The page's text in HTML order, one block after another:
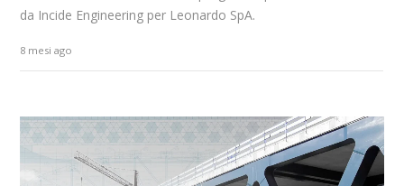
da Incide Engineering per Leonardo SpA.
8 mesi ago